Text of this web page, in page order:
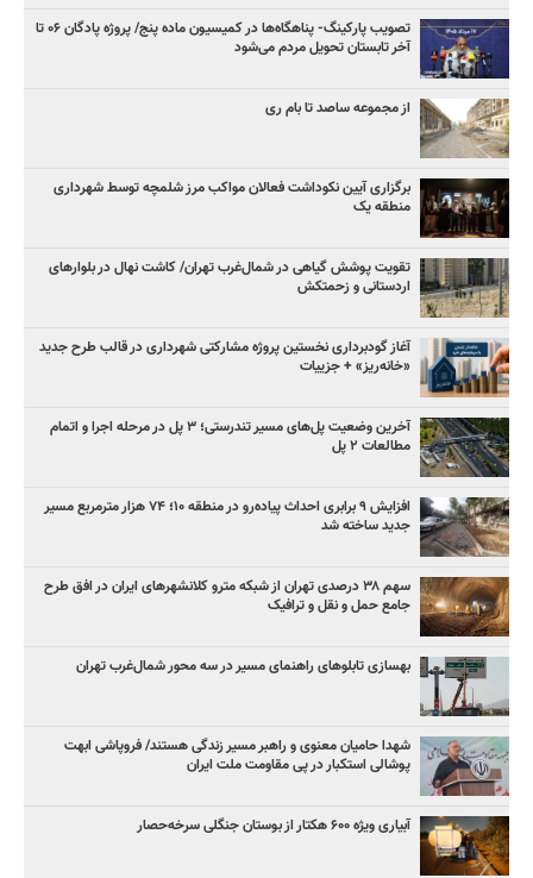
تصویب پارکینگ- پناهگاه‌ها در کمیسیون ماده پنج/ پروژه پادگان ۰۶ تا
آخر تابستان تحویل مردم می‌شود
از مجموعه ساصد تا بام ری
برگزاری آیین نکوداشت فعالان مواکب مرز شلمچه توسط شهرداری
منطقه یک
تقویت پوشش گیاهی در شمال‌غرب تهران/ کاشت نهال در بلوارهای
اردستانی و زحمتکش
آغاز گودبرداری نخستین پروژه مشارکتی شهرداری در قالب طرح جدید
«خانه‌ریز» + جزییات
آخرین وضعیت پل‌های مسیر تندرستی؛ ۳ پل در مرحله اجرا و اتمام
مطالعات ۲ پل
افزایش ۹ برابری احداث پیاده‌رو در منطقه ۱۰؛ ۷۴ هزار مترمربع مسیر
جدید ساخته شد
سهم ۳۸ درصدی تهران از شبکه مترو کلانشهرهای ایران در افق طرح
جامع حمل و نقل و ترافیک
بهسازی تابلوهای راهنمای مسیر در سه محور شمال‌غرب تهران
شهدا حامیان معنوی و راهبر مسیر زندگی هستند/ فروپاشی ابهت
پوشالی استکبار در پی مقاومت ملت ایران
آبیاری ویژه ۶۰۰ هکتار از بوستان جنگلی سرخه‌حصار